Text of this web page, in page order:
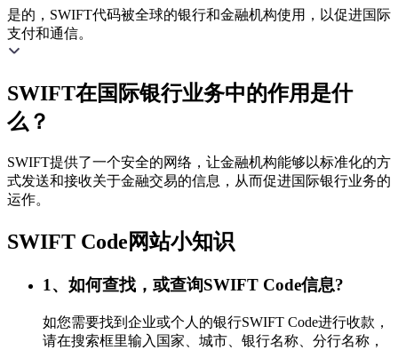
是的，SWIFT代码被全球的银行和金融机构使用，以促进国际
支付和通信。
SWIFT在国际银行业务中的作用是什
么？
SWIFT提供了一个安全的网络，让金融机构能够以标准化的方
式发送和接收关于金融交易的信息，从而促进国际银行业务的
运作。
SWIFT Code网站小知识
1、如何查找，或查询SWIFT Code信息?
如您需要找到企业或个人的银行SWIFT Code进行收款，
请在搜索框里输入国家、城市、银行名称、分行名称，